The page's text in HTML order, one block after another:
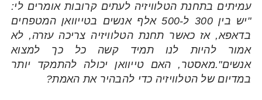
עמיתים בתחנת הטלוויזיה לעתים קרובות אומרים לי:
"יש בין 300 ל-500 אלף אנשים בטייוואן המטפחים
בדאפא, אז כאשר תחנת הטלוויזיה צריכה עזרה, לא
אמור להיות לנו תמיד קשה כל כך למצוא
אנשים".מאסטר, האם טייוואן יכולה להתמקד יותר
במדיום של הטלוויזיה כדי להבהיר את האמת?